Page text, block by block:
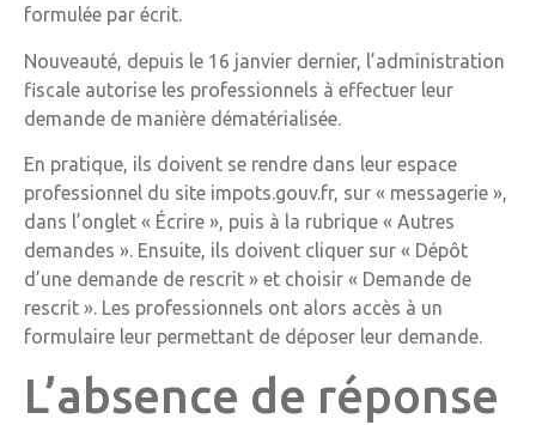
formulée par écrit.
Nouveauté, depuis le 16 janvier dernier, l’administration
fiscale autorise les professionnels à effectuer leur
demande de manière dématérialisée.
En pratique, ils doivent se rendre dans leur espace
professionnel du site impots.gouv.fr, sur « messagerie »,
dans l’onglet « Écrire », puis à la rubrique « Autres
demandes ». Ensuite, ils doivent cliquer sur « Dépôt
d’une demande de rescrit » et choisir « Demande de
rescrit ». Les professionnels ont alors accès à un
formulaire leur permettant de déposer leur demande.
L’absence de réponse